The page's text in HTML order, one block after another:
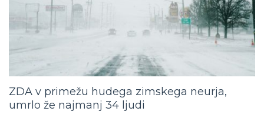
ZDA v primežu hudega zimskega neurja,
umrlo že najmanj 34 ljudi